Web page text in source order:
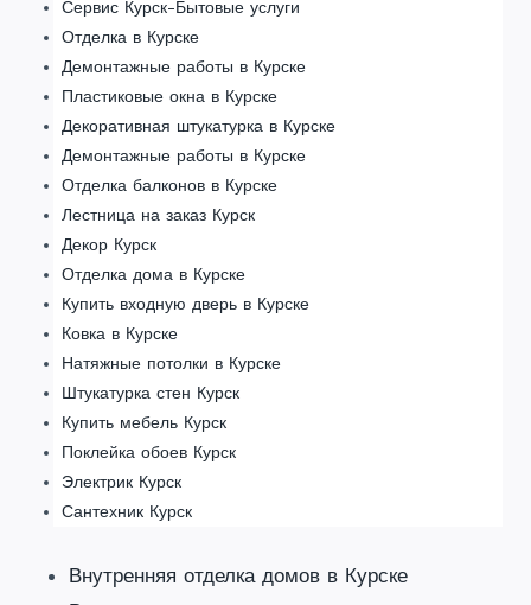
Сервис Курск-Бытовые услуги
Отделка в Курске
Демонтажные работы в Курске
Пластиковые окна в Курске
Декоративная штукатурка в Курске
Демонтажные работы в Курске
Отделка балконов в Курске
Лестница на заказ Курск
Декор Курск
Отделка дома в Курске
Купить входную дверь в Курске
Ковка в Курске
Натяжные потолки в Курске
Штукатурка стен Курск
Купить мебель Курск
Поклейка обоев Курск
Электрик Курск
Сантехник Курск
Внутренняя отделка домов в Курске